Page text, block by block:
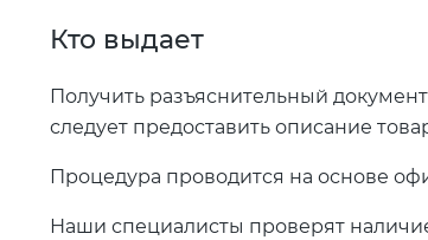
Кто выдает
Получить разъяснительный
следует предоставить описание
Процедура проводится на основе
Наши специалисты проверят